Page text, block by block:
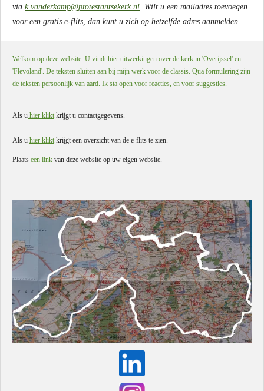
via k.vanderkamp@protestantsekerk.nl. Wilt u een mailadres toevoegen
voor een gratis e-flits, dan kunt u zich op hetzelfde adres aanmelden.
Welkom op deze website. U vindt hier uitwerkingen over de kerk in 'Overijssel' en
'Flevoland'. De teksten sluiten aan bij mijn werk voor de classis. Qua formulering zijn
de teksten persoonlijk van aard. Ik sta open voor reacties, en voor suggesties.
Als u hier klikt krijgt u contactgegevens.
Als u hier klikt krijgt een overzicht van de e-flits te zien.
Plaats een link van deze website op uw eigen website.